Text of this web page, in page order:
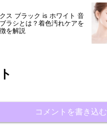
ス ブラック is ホワイト 音
ラシとは？着色汚れケアを
を解説
コメントを書き込む